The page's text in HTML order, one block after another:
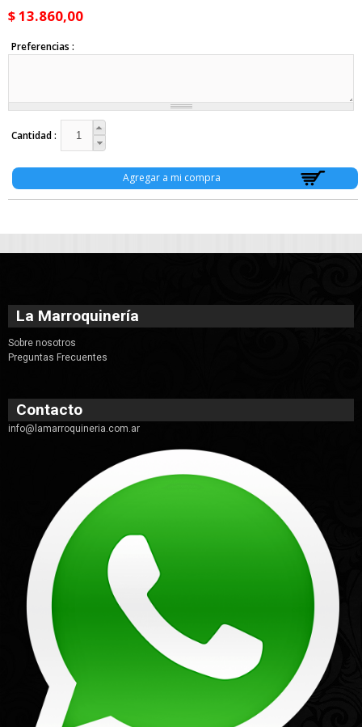
$ 13.860,00
Preferencias
Cantidad
La Marroquinería
Sobre nosotros
Preguntas Frecuentes
Contacto
info@lamarroquineria.com.ar